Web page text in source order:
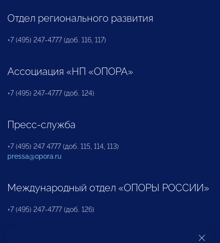
Отдел регионального развития
+7 (495) 247-4777 (доб. 116, 117)
Ассоциация «НП «ОПОРА»
+7 (495) 247-4777 (доб. 124)
Пресс-служба
+7 (495) 247 4777 (доб. 115, 114, 113)
pressa@opora.ru
Международный отдел «ОПОРЫ РОССИИ»
+7 (495) 247-4777 (доб. 126)